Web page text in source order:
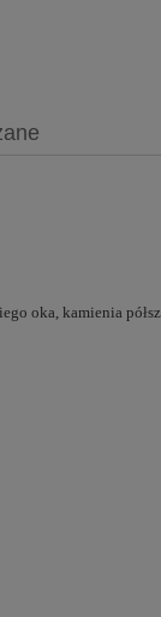
oka, kamienia